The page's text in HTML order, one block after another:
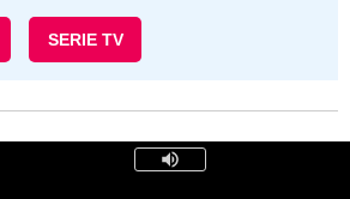
SERIE TV